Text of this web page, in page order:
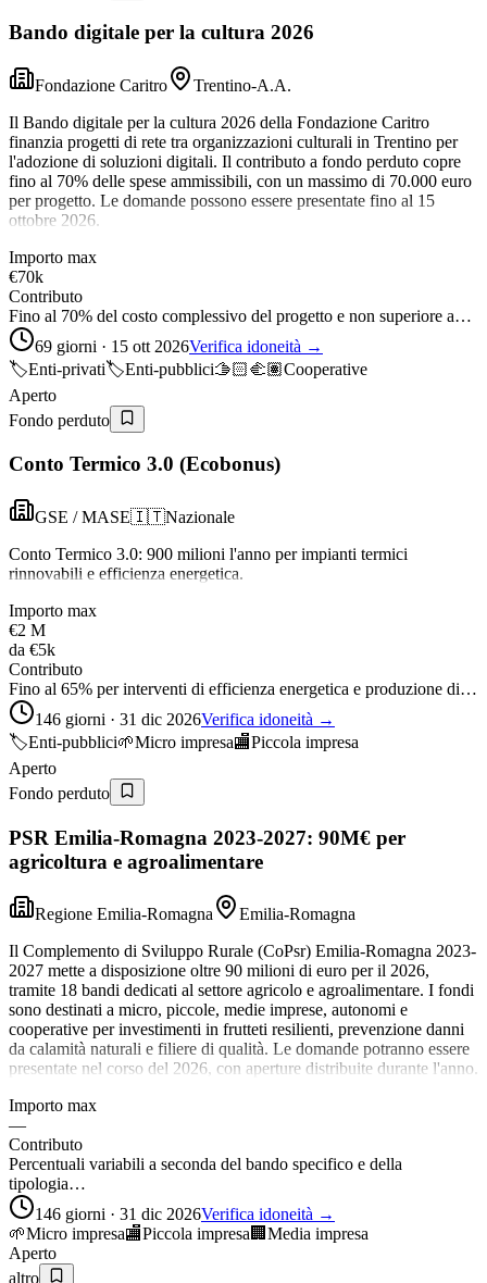
Bando digitale per la cultura 2026
Fondazione Caritro
Trentino-A.A.
Il Bando digitale per la cultura 2026 della Fondazione Caritro
finanzia progetti di rete tra organizzazioni culturali in Trentino per
l'adozione di soluzioni digitali. Il contributo a fondo perduto copre
fino al 70% delle spese ammissibili, con un massimo di 70.000 euro
per progetto. Le domande possono essere presentate fino al 15
ottobre 2026.
Importo max
€70k
Contributo
Fino al 70% del costo complessivo del progetto e non superiore a…
69 giorni · 15 ott 2026Verifica idoneità →
🏷️Enti-privati🏷️Enti-pubblici🫱🏻‍🫲🏽Cooperative
Aperto
Fondo perduto
Conto Termico 3.0 (Ecobonus)
GSE / MASE🇮🇹Nazionale
Conto Termico 3.0: 900 milioni l'anno per impianti termici
rinnovabili e efficienza energetica.
Importo max
€2 M
da €5k
Contributo
Fino al 65% per interventi di efficienza energetica e produzione di…
146 giorni · 31 dic 2026Verifica idoneità →
🏷️Enti-pubblici🌱Micro impresa🏬Piccola impresa
Aperto
Fondo perduto
PSR Emilia-Romagna 2023-2027: 90M€ per
agricoltura e agroalimentare
Regione Emilia-Romagna
Emilia-Romagna
Il Complemento di Sviluppo Rurale (CoPsr) Emilia-Romagna 2023-
2027 mette a disposizione oltre 90 milioni di euro per il 2026,
tramite 18 bandi dedicati al settore agricolo e agroalimentare. I fondi
sono destinati a micro, piccole, medie imprese, autonomi e
cooperative per investimenti in frutteti resilienti, prevenzione danni
da calamità naturali e filiere di qualità. Le domande potranno essere
presentate nel corso del 2026, con aperture distribuite durante l'anno.
Importo max
—
Contributo
Percentuali variabili a seconda del bando specifico e della
tipologia…
146 giorni · 31 dic 2026Verifica idoneità →
🌱Micro impresa🏬Piccola impresa🏢 Media impresa
Aperto
altro